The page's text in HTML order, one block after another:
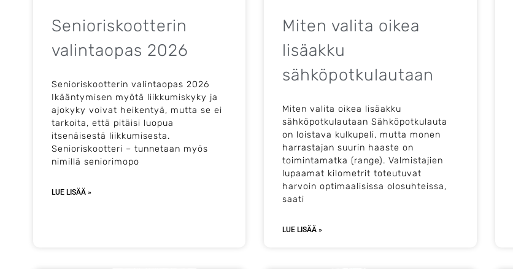
Senioriskootterin
valintaopas 2026
Senioriskootterin valintaopas 2026
Ikääntymisen myötä liikkumiskyky ja
ajokyky voivat heikentyä, mutta se ei
tarkoita, että pitäisi luopua
itsenäisestä liikkumisesta.
Senioriskootteri – tunnetaan myös
nimillä seniorimopo
LUE LISÄÄ »
Miten valita oikea
lisäakku
sähköpotkulautaan
Miten valita oikea lisäakku
sähköpotkulautaan Sähköpotkulauta
on loistava kulkupeli, mutta monen
harrastajan suurin haaste on
toimintamatka (range). Valmistajien
lupaamat kilometrit toteutuvat
harvoin optimaalisissa olosuhteissa,
saati
LUE LISÄÄ »